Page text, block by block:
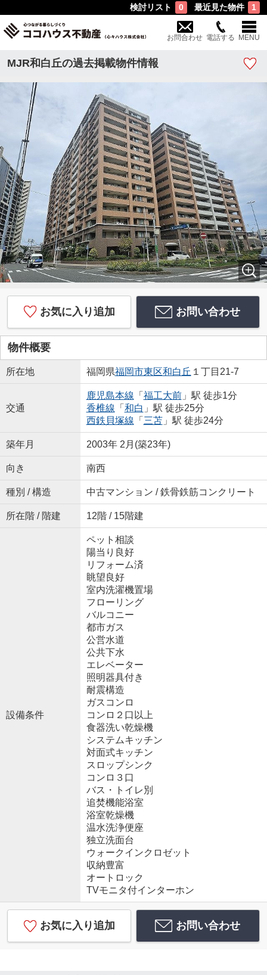
検討リスト 0 最近見た物件 1
お問合わせ 電話する MENU
MJR和白丘の過去掲載物件情報
お気に入り追加 お問い合わせ
物件概要
所在地 福岡県福岡市東区和白丘 １丁目21-7
交通
鹿児島本線 「 福工大前」駅 徒歩1分
香椎線 「 和白 」駅 徒歩25分
西鉄貝塚線 「 三苫」駅 徒歩24分
築年月 2003年 2月(築23年)
向き 南西
種別 / 構造 中古マンション / 鉄骨鉄筋コンクリート
所在階 / 階建 12階 / 15階建
設備条件
ペット相談
陽当り良好
リフォーム済
眺望良好
室内洗濯機置場
フローリング
バルコニー
都市ガス
公営水道
公共下水
エレベーター
照明器具付き
耐震構造
ガスコンロ
コンロ２口以上
食器洗い乾燥機
システムキッチン
対面式キッチン
スロップシンク
コンロ３口
バス・トイレ別
追焚機能浴室
浴室乾燥機
温水洗浄便座
独立洗面台
ウォークインクロゼット
収納豊富
オートロック
TVモニタ付インターホン
お気に入り追加 お問い合わせ